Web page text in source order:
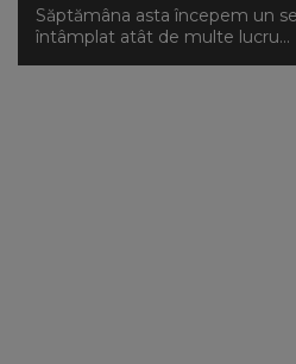
Săptămâna asta începem un
întâmplat atât de multe lucru...